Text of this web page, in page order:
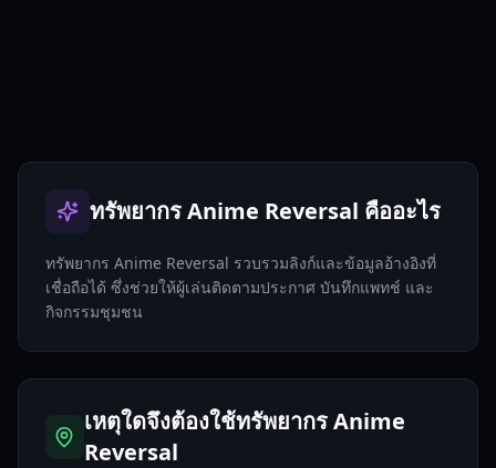
ทรัพยากร Anime Reversal คืออะไร
ทรัพยากร Anime Reversal รวบรวมลิงก์และข้อมูลอ้างอิงที่
เชื่อถือได้ ซึ่งช่วยให้ผู้เล่นติดตามประกาศ บันทึกแพทช์ และ
กิจกรรมชุมชน
เหตุใดจึงต้องใช้ทรัพยากร Anime
Reversal